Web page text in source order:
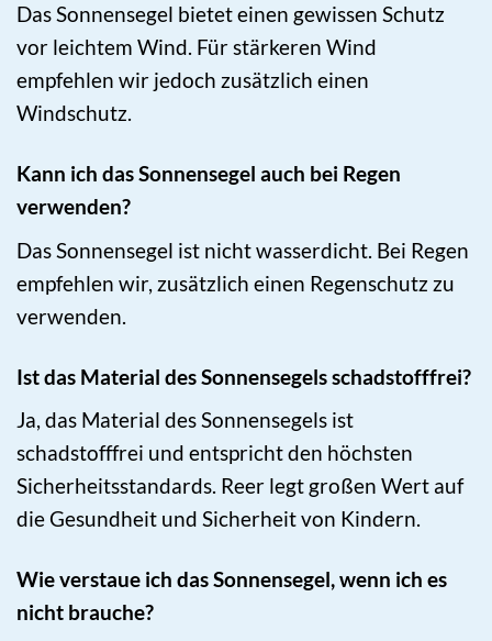
Das Sonnensegel bietet einen gewissen Schutz
vor leichtem Wind. Für stärkeren Wind
empfehlen wir jedoch zusätzlich einen
Windschutz.
Kann ich das Sonnensegel auch bei Regen
verwenden?
Das Sonnensegel ist nicht wasserdicht. Bei Regen
empfehlen wir, zusätzlich einen Regenschutz zu
verwenden.
Ist das Material des Sonnensegels schadstofffrei?
Ja, das Material des Sonnensegels ist
schadstofffrei und entspricht den höchsten
Sicherheitsstandards. Reer legt großen Wert auf
die Gesundheit und Sicherheit von Kindern.
Wie verstaue ich das Sonnensegel, wenn ich es
nicht brauche?